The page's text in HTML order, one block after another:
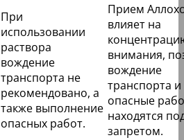
При
использовании
раствора
вождение
транспорта не
рекомендовано, а
также выполнение
опасных работ.
Прием
влияет на
внимания,
вождение
транспорта и
опасные
находятся
запретом.